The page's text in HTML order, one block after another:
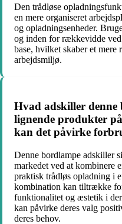
Den trådløse
en mere organiseret
og opladningsenheder.
og inden for rækkevidde ved
base, hvilket skaber et
arbejdsmiljø.
Hvad adskiller
lignende produkter
kan det påvirke
Denne bordlampe adskiller
markedet ved at kombinere
praktisk trådløs opladning i
kombination kan tiltrække
funktionalitet og æstetik i
kan påvirke deres valg
deres behov.